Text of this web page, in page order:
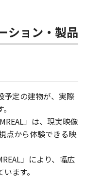
ション・製品
予定の建物が、実際
」は、現実映像
点から体験できる映
」により、幅広
ます。